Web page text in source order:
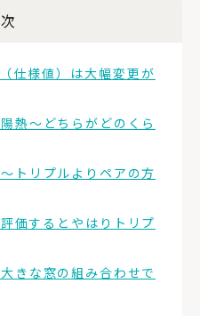
仕様値）は大幅変更が
熱〜どちらがどのくら
トリプルよりペアの方
価するとやはりトリプ
きな窓の組み合わせで